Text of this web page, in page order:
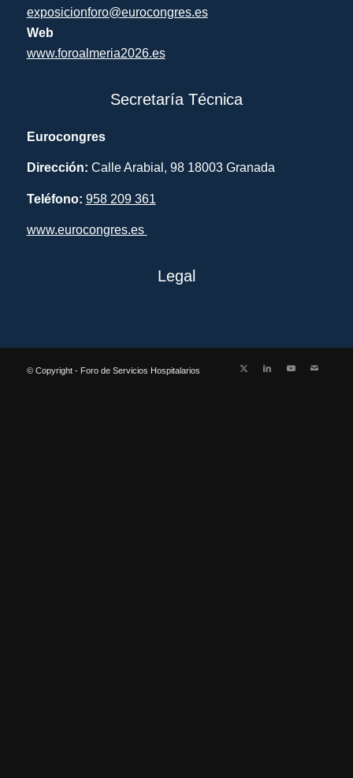
exposicionforo@eurocongres.es
Web
www.foroalmeria2026.es
Secretaría Técnica
Eurocongres
Dirección: Calle Arabial, 98 18003 Granada
Teléfono: 958 209 361
www.eurocongres.es
Legal
© Copyright - Foro de Servicios Hospitalarios